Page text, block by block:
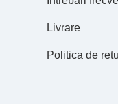
Livrare
Politica de